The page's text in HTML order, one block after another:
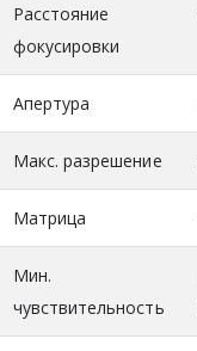
Расстояние
фокусировки
Апертура
Макс. разрешение
Матрица
Мин.
чувствительность